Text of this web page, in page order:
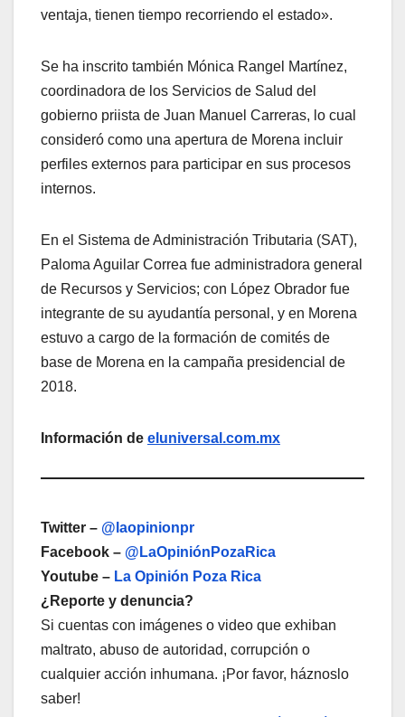
ventaja, tienen tiempo recorriendo el estado».
Se ha inscrito también Mónica Rangel Martínez,
coordinadora de los Servicios de Salud del
gobierno priista de Juan Manuel Carreras, lo cual
consideró como una apertura de Morena incluir
perfiles externos para participar en sus procesos
internos.
En el Sistema de Administración Tributaria (SAT),
Paloma Aguilar Correa fue administradora general
de Recursos y Servicios; con López Obrador fue
integrante de su ayudantía personal, y en Morena
estuvo a cargo de la formación de comités de
base de Morena en la campaña presidencial de
2018.
Información de eluniversal.com.mx
Twitter – @laopinionpr
Facebook – @LaOpiniónPozaRica
Youtube – La Opinión Poza Rica
¿Reporte y denuncia?
Si cuentas con imágenes o video que exhiban
maltrato, abuso de autoridad, corrupción o
cualquier acción inhumana. ¡Por favor, háznoslo
saber!